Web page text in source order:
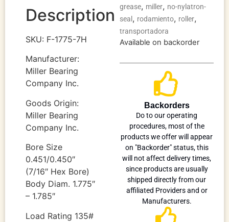
Description
SKU: F-1775-7H
Manufacturer:
Miller Bearing
Company Inc.
Goods Origin:
Miller Bearing
Company Inc.
Bore Size
0.451/0.450″
(7/16″ Hex Bore)
Body Diam. 1.775″
– 1.785″
Load Rating 135#
grease, miller, no-nylatron-
seal , rodamiento, roller,
transportadora
Available on backorder
Backorders
Do to our operating
procedures, most of the
products we offer will appear
on "Backorder" status, this
will not affect delivery times,
since products are usually
shipped directly from our
affiliated Providers and or
Manufacturers.